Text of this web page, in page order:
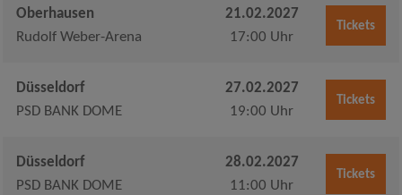
Oberhausen
Rudolf Weber-Arena
21.02.2027
17:00 Uhr
Tickets
Düsseldorf
PSD BANK DOME
27.02.2027
19:00 Uhr
Tickets
Düsseldorf
PSD BANK DOME
28.02.2027
11:00 Uhr
Tickets